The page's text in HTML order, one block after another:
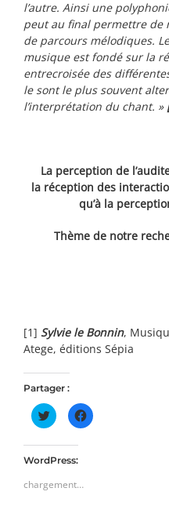
l’autre. Ainsi une
peut au final permettre
de parcours mélodiques.
musique est fondé sur la
entrecroisée des
le sont le plus souvent
l’interprétation du chant. »
La perception de
la réception des
qu’à la
Thème de notre
[1] Sylvie le Bonnin,
Atege, éditions Sépia
Partager :
Cliquez
pour
partager
dans
fenêtre)
Cliquez
pour
WordPress:
chargement…